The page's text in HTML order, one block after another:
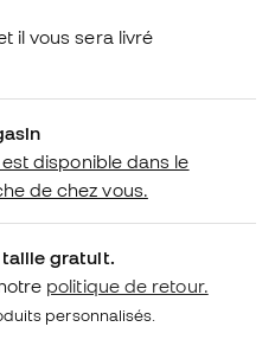
il vous sera livré
disponible dans le
de chez vous.
gratuit.
politique de retour.
personnalisés.